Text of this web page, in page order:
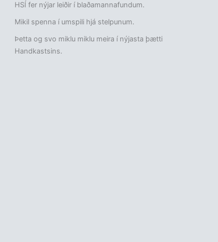
HSÍ fer nýjar leiðir í blaðamannafundum.
Mikil spenna í umspili hjá stelpunum.
Þetta og svo miklu miklu meira í nýjasta þætti
Handkastsins.